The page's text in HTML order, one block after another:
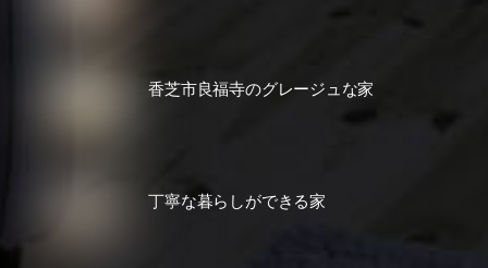
香芝市良福寺のグレージュな家
丁寧な暮らしができる家